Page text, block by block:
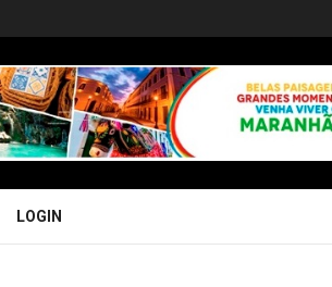
LOGIN